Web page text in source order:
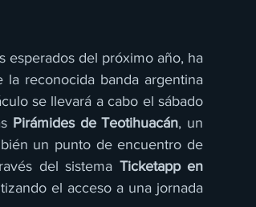
esperados del próximo año, ha
Pirámides de Teotihuacán, un
un punto de encuentro de
del sistema
el acceso a una jornada